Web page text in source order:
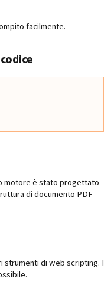
facilmente.
motore è stato progettato
di documento PDF
strumenti di web scripting. I